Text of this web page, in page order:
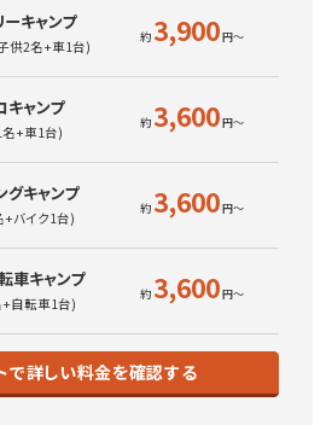
ーキャンプ
供2名+車1台) 3,900
キャンプ
+車1台) 3,600
グキャンプ
+バイク1台) 3,600
車キャンプ
自転車1台) 3,600
で詳しい料金を確認する